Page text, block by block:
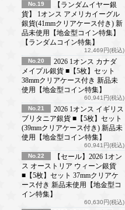
No.19
【ランダムイヤー銀
貨】 1オンス アメリカイーグル
銀貨(41mmクリアケース付き) 新
品未使用【地金型コイン特集】
【ランダムコイン特集】
12,469円(税込)
No.20
2026 1オンス カナダ
メイプル銀貨 ■【5枚】セット
38mmクリアケース付き 新品未
使用【地金型コイン特集】
60,941円(税込)
No.21
2026 1オンス イギリス
ブリタニア銀貨 ■【5枚】セット
(39mmクリアケース付き) 新品未
使用【地金型コイン特集】
60,941円(税込)
No.22
【セール】2026 1オン
ス オーストリア ウィーン銀貨
■【5枚】セット 37mmクリアケ
ース付き 新品未使用【地金型コ
イン特集】
60,630円(税込)